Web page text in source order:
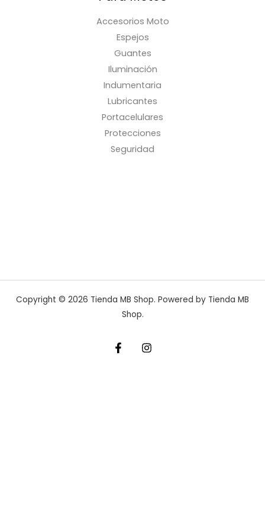
Accesorios Moto
Espejos
Guantes
Iluminación
Indumentaria
Lubricantes
Portacelulares
Protecciones
Seguridad
Copyright © 2026 Tienda MB Shop. Powered by Tienda MB
Shop.